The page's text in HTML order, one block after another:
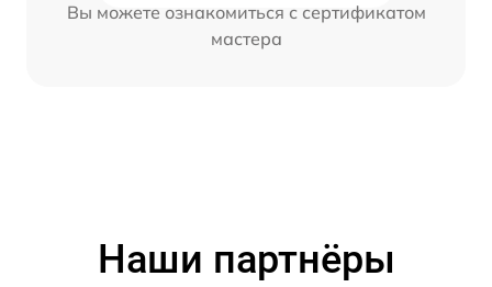
Вы можете ознакомиться с сертификатом
мастера
Наши партнёры